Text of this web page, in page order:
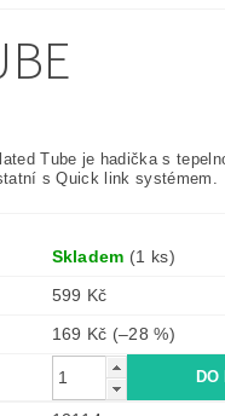
Tube je hadička s
s Quick link systémem.
Skladem (1 ks)
599 Kč
169 Kč (–28 %)